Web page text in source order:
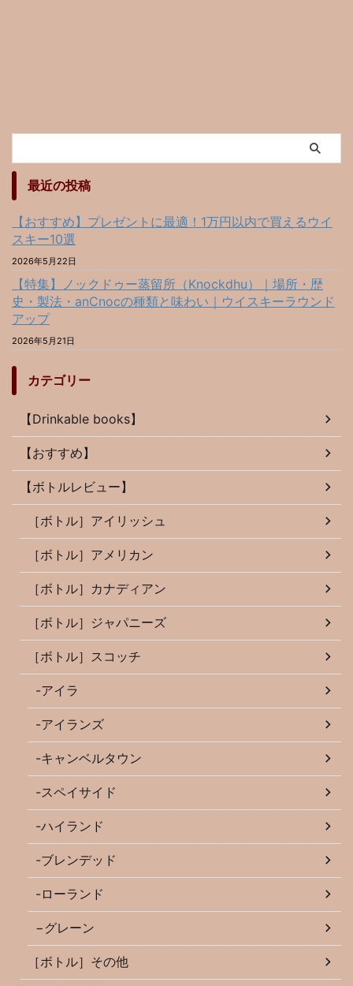
最近の投稿
【おすすめ】プレゼントに最適！1万円以内で買えるウイ
スキー10選
2026年5月22日
【特集】ノックドゥー蒸留所（Knockdhu）｜場所・歴
史・製法・anCnocの種類と味わい｜ウイスキーラウンド
アップ
2026年5月21日
カテゴリー
【Drinkable books】
【おすすめ】
【ボトルレビュー】
［ボトル］アイリッシュ
［ボトル］アメリカン
［ボトル］カナディアン
［ボトル］ジャパニーズ
［ボトル］スコッチ
-アイラ
-アイランズ
-キャンベルタウン
-スペイサイド
-ハイランド
-ブレンデッド
-ローランド
−グレーン
［ボトル］その他